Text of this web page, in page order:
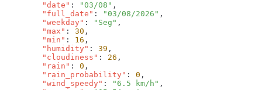
        "date"
: "03/08"
        "full_date"
: "03/08/2026"
        "weekday"
: "Seg"
        "max"
: 30
        "min"
: 16
        "humidity"
: 39
        "cloudiness"
: 26
        "rain"
: 0
        "rain_probability"
: 0
        "wind_speedy"
: "6.5 km/h"